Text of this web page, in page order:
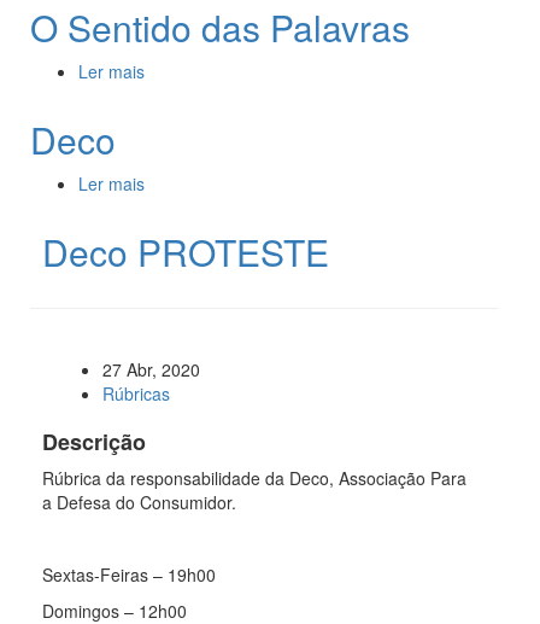
O Sentido das Palavras
Ler mais
Deco
Ler mais
Deco PROTESTE
27 Abr, 2020
Rúbricas
Descrição
Rúbrica da responsabilidade da Deco, Associação Para
a Defesa do Consumidor.
Sextas-Feiras – 19h00
Domingos – 12h00